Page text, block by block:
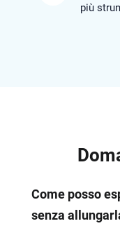
più
Come posso
senza